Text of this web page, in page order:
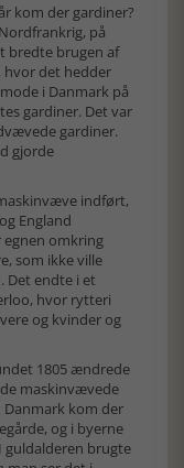
kom der gardiner?
på
bredte brugen af
hvor det hedder
i Danmark på
gardiner. Det var
gardiner.
gjorde
indført,
England
omkring
som ikke ville
Det endte i et
hvor rytteri
og kvinder og
1805 ændrede
maskinvævede
Danmark kom der
og i byerne
guldalderen brugte